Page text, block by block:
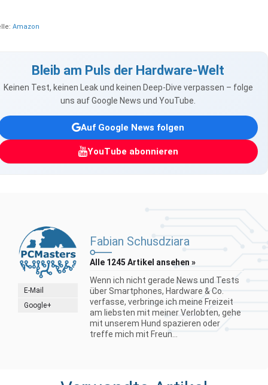
Amazon
Bleib am Puls der Hardware-Welt
Keinen Test, keinen Leak und keinen Deep-Dive verpassen – folge
uns auf Google News und YouTube.
Auf Google News folgen
YouTube abonnieren
E-Mail
Google+
Fabian Schusdziara
Alle 1245 Artikel ansehen »
Wenn ich nicht gerade News und Tests
über Smartphones, Hardware & Co.
verfasse, verbringe ich meine Freizeit
am liebsten mit meiner Verlobten, gehe
mit unserem Hund spazieren oder
treffe mich mit Freun...